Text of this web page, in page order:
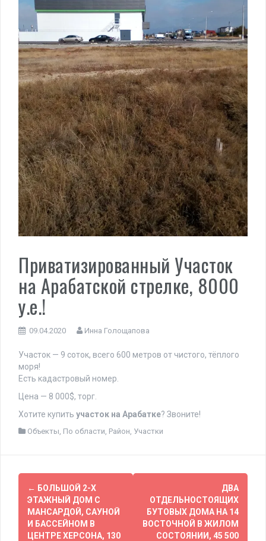
Приватизированный Участок
на Арабатской стрелке, 8000
у.е.!
09.04.2020 Инна Голощапова
Участок — 9 соток, всего 600 метров от чистого, тёплого
моря!
Есть кадастровый номер.
Цена — 8 000$, торг.
Хотите купить участок на Арабатке? Звоните!
Объекты По области Район Участки
Навигация
по
записям
← БОЛЬШОЙ 2-Х
ЭТАЖНЫЙ ДОМ С
МАНСАРДОЙ, САУНОЙ
И БАССЕЙНОМ В
ЦЕНТРЕ ХЕРСОНА, 130
ДВА
ОТДЕЛЬНОСТОЯЩИХ
БУТОВЫХ ДОМА НА 14
ВОСТОЧНОЙ В ЖИЛОМ
СОСТОЯНИИ, 45 500